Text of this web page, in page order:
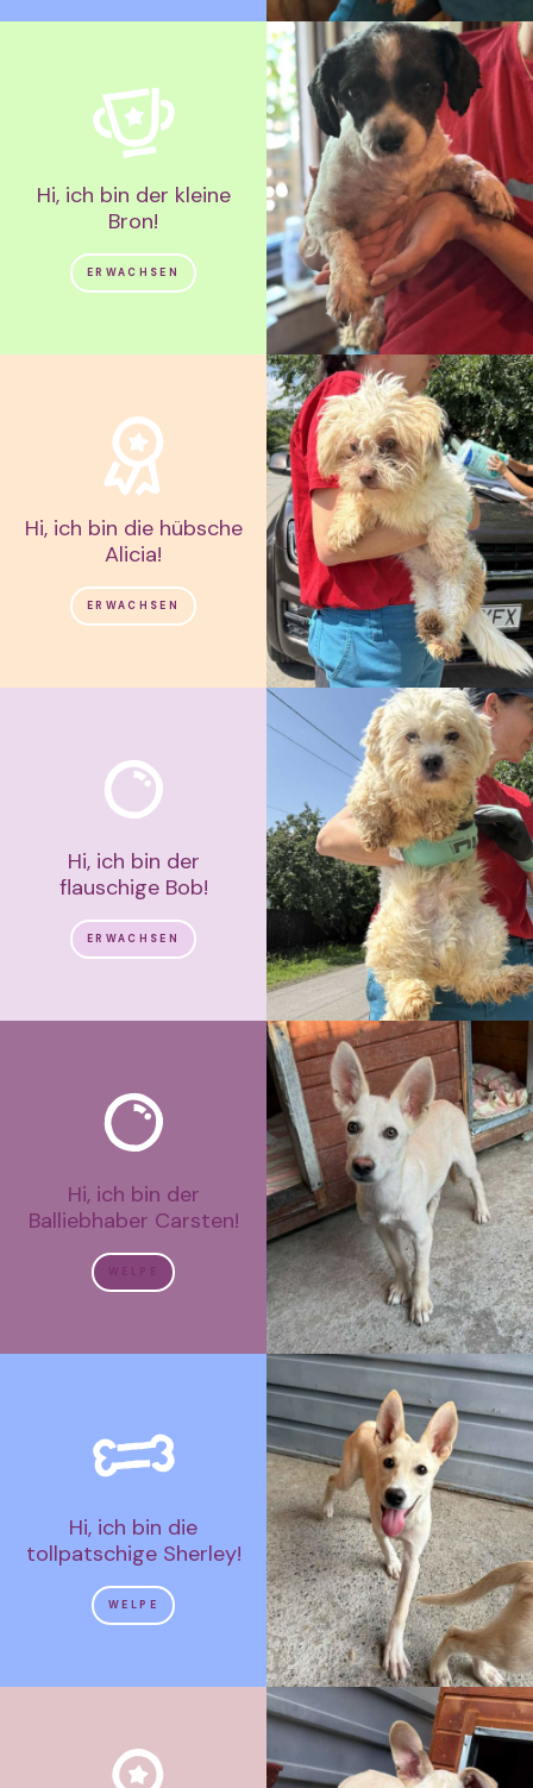
Hi, ich bin der kleine
Bron!
ERWACHSEN
Hi, ich bin die hübsche
Alicia!
ERWACHSEN
Hi, ich bin der
flauschige Bob!
ERWACHSEN
Hi, ich bin der
Balliebhaber Carsten!
Hi, ich bin die
tollpatschige Sherley!
WELPE